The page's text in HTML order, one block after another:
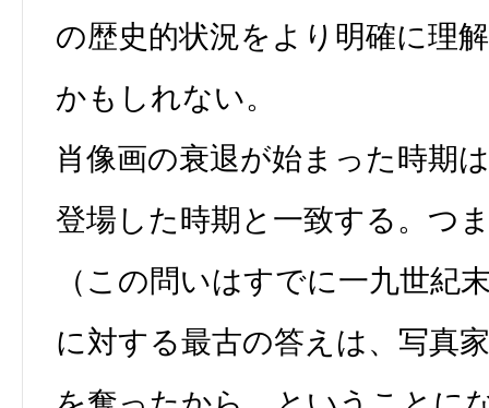
の歴史的状況をより明確に理
かもしれない。
肖像画の衰退が始まった時期
登場した時期と一致する。つ
（この問いはすでに一九世紀
に対する最古の答えは、写真